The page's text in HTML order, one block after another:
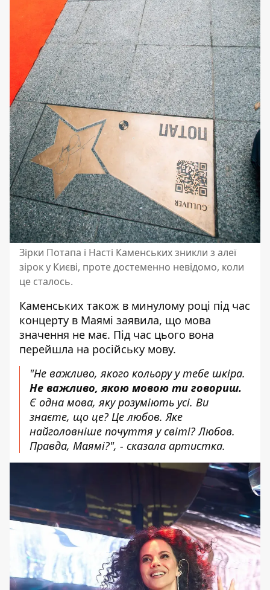
Зірки Потапа і Насті Каменських зникли з алеї
зірок у Києві, проте достеменно невідомо, коли
це сталось.
Каменських також в минулому році під час
концерту в Маямі заявила, що мова
значення не має. Під час цього вона
перейшла на російську мову.
"Не важливо, якого кольору у тебе шкіра.
Не важливо, якою мовою ти говориш.
Є одна мова, яку розуміють усі. Ви
знаєте, що це? Це любов. Яке
найголовніше почуття у світі? Любов.
Правда, Маямі?", - сказала артистка.